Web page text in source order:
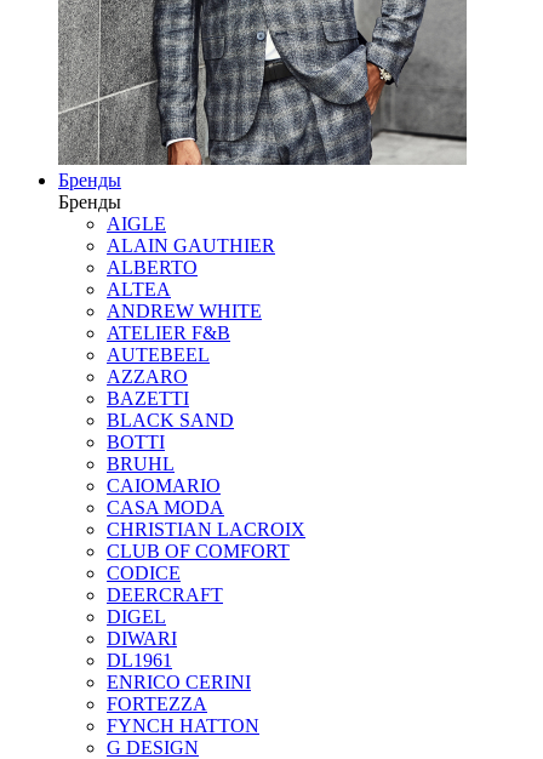
Бренды
Бренды
AIGLE
ALAIN GAUTHIER
ALBERTO
ALTEA
ANDREW WHITE
ATELIER F&B
AUTEBEEL
AZZARO
BAZETTI
BLACK SAND
BOTTI
BRUHL
CAIOMARIO
CASA MODA
CHRISTIAN LACROIX
CLUB OF COMFORT
CODICE
DEERCRAFT
DIGEL
DIWARI
DL1961
ENRICO CERINI
FORTEZZA
FYNCH HATTON
G DESIGN